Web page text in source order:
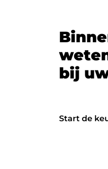
Binne
wete
bij u
Start de